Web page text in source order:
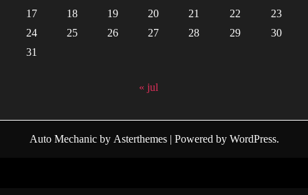
17
18 19 20 21 22
23
24
25 26 27 28 29
30
31
« jul
Auto Mechanicby Asterthemes| Powered by WordPress.